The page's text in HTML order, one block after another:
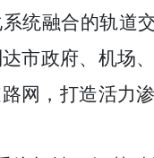
统融合的轨道
市政府、机场
网，打造活力